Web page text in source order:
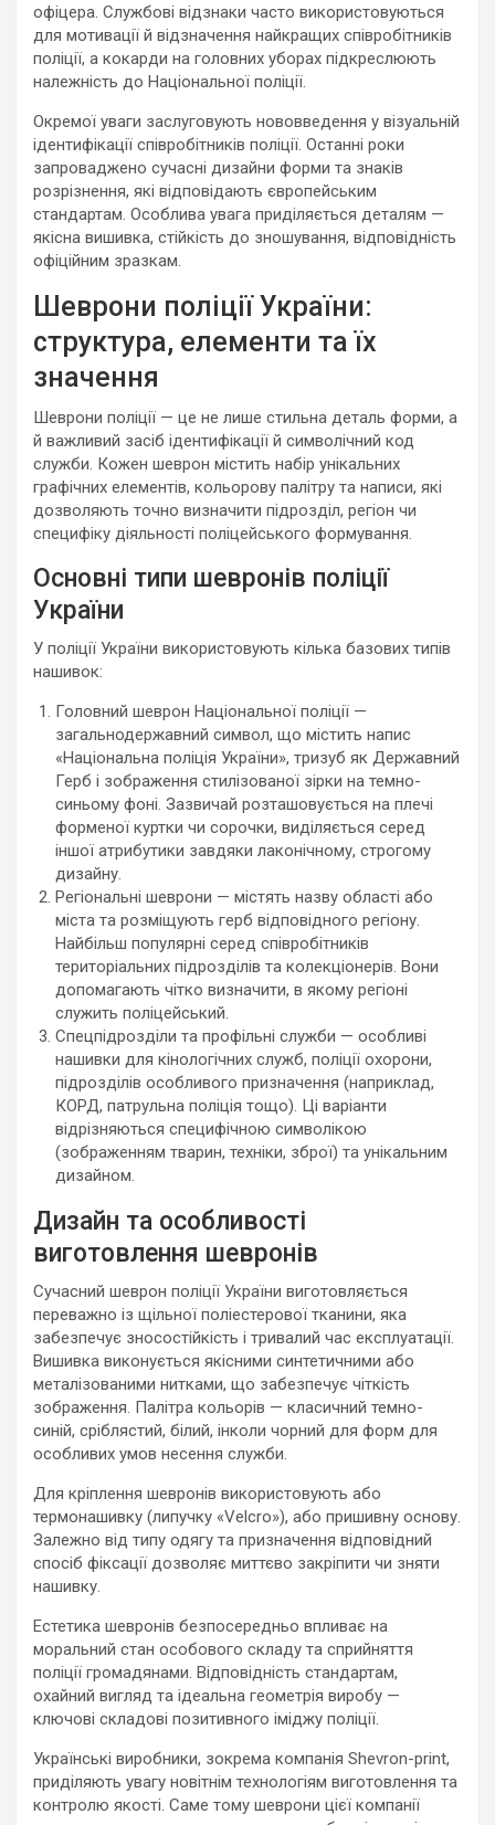
офіцера. Службові відзнаки часто використовуються
для мотивації й відзначення найкращих співробітників
поліції, а кокарди на головних уборах підкреслюють
належність до Національної поліції.
Окремої уваги заслуговують нововведення у візуальній
ідентифікації співробітників поліції. Останні роки
запроваджено сучасні дизайни форми та знаків
розрізнення, які відповідають європейським
стандартам. Особлива увага приділяється деталям —
якісна вишивка, стійкість до зношування, відповідність
офіційним зразкам.
Шеврони поліції України:
структура, елементи та їх
значення
Шеврони поліції — це не лише стильна деталь форми, а
й важливий засіб ідентифікації й символічний код
служби. Кожен шеврон містить набір унікальних
графічних елементів, кольорову палітру та написи, які
дозволяють точно визначити підрозділ, регіон чи
специфіку діяльності поліцейського формування.
Основні типи шевронів поліції
України
У поліції України використовують кілька базових типів
нашивок:
Головний шеврон Національної поліції —
загальнодержавний символ, що містить напис
«Національна поліція України», тризуб як Державний
Герб і зображення стилізованої зірки на темно-
синьому фоні. Зазвичай розташовується на плечі
форменої куртки чи сорочки, виділяється серед
іншої атрибутики завдяки лаконічному, строгому
дизайну.
Регіональні шеврони — містять назву області або
міста та розміщують герб відповідного регіону.
Найбільш популярні серед співробітників
територіальних підрозділів та колекціонерів. Вони
допомагають чітко визначити, в якому регіоні
служить поліцейський.
Спецпідрозділи та профільні служби — особливі
нашивки для кінологічних служб, поліції охорони,
підрозділів особливого призначення (наприклад,
КОРД, патрульна поліція тощо). Ці варіанти
відрізняються специфічною символікою
(зображенням тварин, техніки, зброї) та унікальним
дизайном.
Дизайн та особливості
виготовлення шевронів
Сучасний шеврон поліції України виготовляється
переважно із щільної поліестерової тканини, яка
забезпечує зносостійкість і тривалий час експлуатації.
Вишивка виконується якісними синтетичними або
металізованими нитками, що забезпечує чіткість
зображення. Палітра кольорів — класичний темно-
синій, сріблястий, білий, інколи чорний для форм для
особливих умов несення служби.
Для кріплення шевронів використовують або
термонашивку (липучку «Velcro»), або пришивну основу.
Залежно від типу одягу та призначення відповідний
спосіб фіксації дозволяє миттєво закріпити чи зняти
нашивку.
Естетика шевронів безпосередньо впливає на
моральний стан особового складу та сприйняття
поліції громадянами. Відповідність стандартам,
охайний вигляд та ідеальна геометрія виробу —
ключові складові позитивного іміджу поліції.
Українські виробники, зокрема компанія Shevron-print,
приділяють увагу новітнім технологіям виготовлення та
контролю якості. Саме тому шеврони цієї компанії